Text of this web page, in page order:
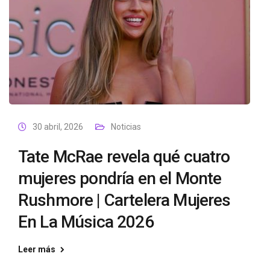
30 abril, 2026 Noticias
Tate McRae revela qué cuatro
mujeres pondría en el Monte
Rushmore | Cartelera Mujeres
En La Música 2026
Leer más